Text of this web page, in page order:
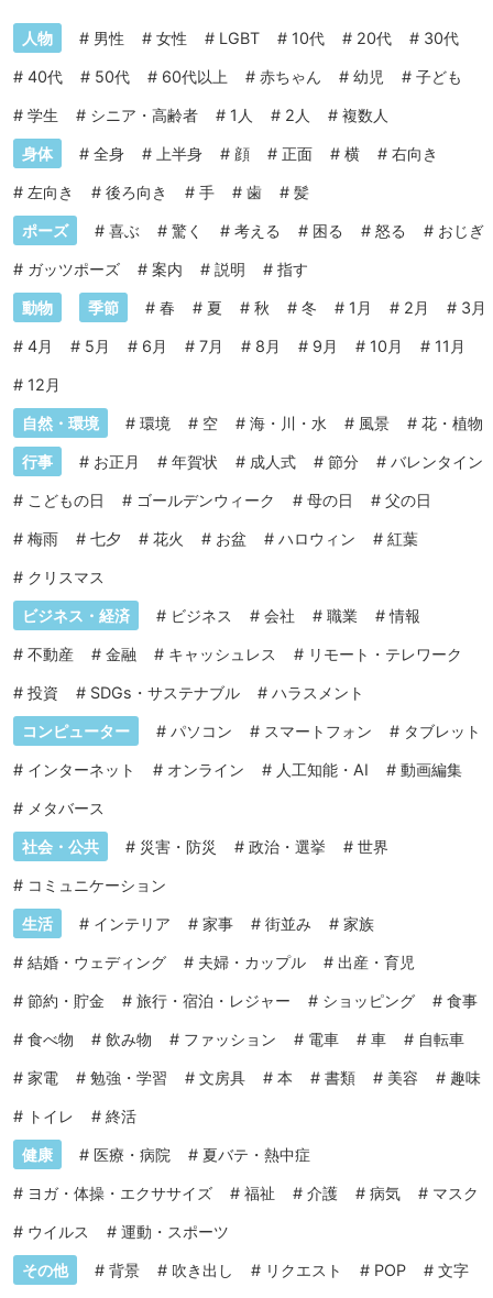
人物 # 男性 # 女性 # LGBT # 10代 # 20代 # 30代
# 40代 # 50代 # 60代以上 # 赤ちゃん # 幼児 # 子ども
# 学生 # シニア・高齢者 # 1人 # 2人 # 複数人
身体 # 全身 # 上半身 # 顔 # 正面 # 横 # 右向き
# 左向き # 後ろ向き # 手 # 歯 # 髪
ポーズ # 喜ぶ # 驚く # 考える # 困る # 怒る # おじぎ
# ガッツポーズ # 案内 # 説明 # 指す
動物 季節 # 春 # 夏 # 秋 # 冬 # 1月 # 2月 # 3月
# 4月 # 5月 # 6月 # 7月 # 8月 # 9月 # 10月 # 11月
# 12月
自然・環境 # 環境 # 空 # 海・川・水 # 風景 # 花・植物
行事 # お正月 # 年賀状 # 成人式 # 節分 # バレンタイン
# こどもの日 # ゴールデンウィーク # 母の日 # 父の日
# 梅雨 # 七夕 # 花火 # お盆 # ハロウィン # 紅葉
# クリスマス
ビジネス・経済 # ビジネス # 会社 # 職業 #情報
# 不動産 # 金融 # キャッシュレス # リモート・テレワーク
# 投資 # SDGs・サステナブル # ハラスメント
コンピューター # パソコン # スマートフォン # タブレット
# インターネット # オンライン # 人工知能・AI # 動画編集
# メタバース
社会・公共 # 災害・防災 # 政治・選挙 # 世界
# コミュニケーション
生活 # インテリア # 家事 # 街並み # 家族
# 結婚・ウェディング # 夫婦・カップル # 出産・育児
# 節約・貯金 # 旅行・宿泊・レジャー # ショッピング # 食事
# 食べ物 # 飲み物 # ファッション # 電車 # 車 # 自転車
# 家電 # 勉強・学習 # 文房具 # 本 # 書類 # 美容 # 趣味
# トイレ # 終活
健康 # 医療・病院 # 夏バテ・熱中症
# ヨガ・体操・エクササイズ # 福祉 # 介護 # 病気 # マスク
# ウイルス # 運動・スポーツ
その他 # 背景 # 吹き出し # リクエスト # POP # 文字